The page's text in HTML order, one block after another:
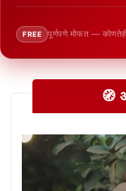
FREE पूर्णपणे मोफत —
🧭